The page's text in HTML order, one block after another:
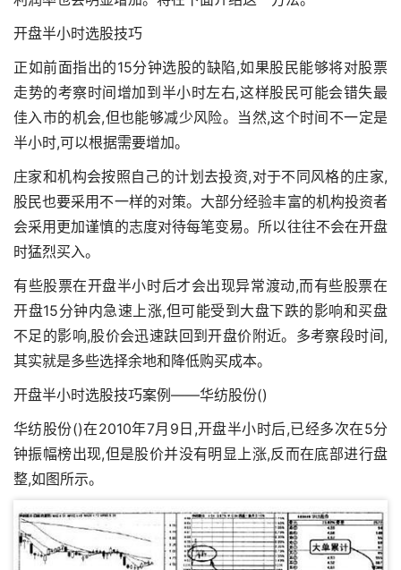
开盘半小时选股技巧
正如前面指出的15分钟选股的缺陷,如果股民能够将对股票
走势的考察时间增加到半小时左右,这样股民可能会错失最
佳入市的机会,但也能够减少风险。当然,这个时间不一定是
半小时,可以根据需要增加。
庄家和机构会按照自己的计划去投资,对于不同风格的庄家,
股民也要采用不一样的对策。大部分经验丰富的机构投资者
会采用更加谨慎的志度对待每笔变易。所以往往不会在开盘
时猛烈买入。
有些股票在开盘半小时后才会出现异常渡动,而有些股票在
开盘15分钟内急速上涨,但可能受到大盘下跌的影响和买盘
不足的影响,股价会迅速趺回到开盘价附近。多考察段时间,
其实就是多些选择余地和降低购买成本。
开盘半小时选股技巧案例——华纺股份()
华纺股份()在2010年7月9日,开盘半小时后,已经多次在5分
钟振幅榜出现,但是股价并没有明显上涨,反而在底部进行盘
整,如图所示。